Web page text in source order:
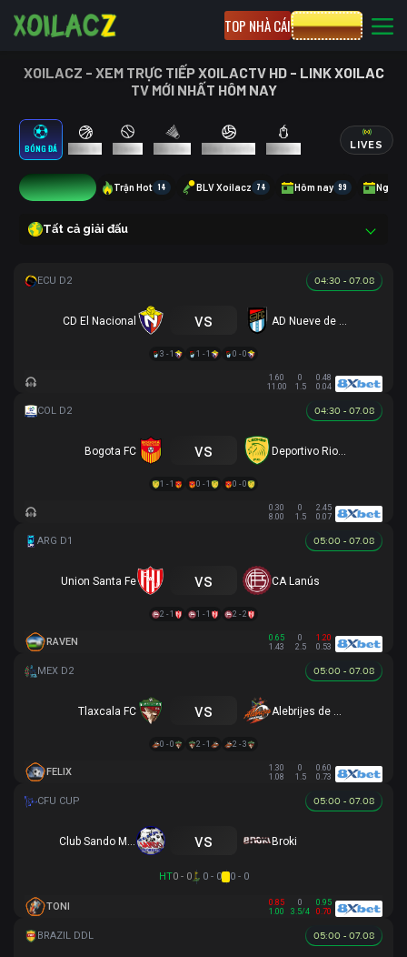
TOP NHÀ CÁI CƯỢC 8XBET
XOILACZ - XEM TRỰC TIẾP XOILACTV HD - LINK XOILAC
TV MỚI NHẤT HÔM NAY
BÓNG ĐÁ BÓNG RỔ TENNIS CẦU LÔNG BÓNG CHUYỀN LIVES
9 Trận Hot 14 BLV Xoilacz 74 Hôm nay 99 Ngày
Tất cả giải đấu
04:30 - 07.08
CD El Nacional vs
3 - 1 1 - 1 0 - 0
1.60 0
0.48
11.00
1.5 0.04
04:30 - 07.08
Bogota FC vs Deportivo Rionegro
1 - 1 0 - 1 0 - 0
0.30 0
2.45
8.00
1.5 0.07
05:00 - 07.08
Union Santa Fe vs CA Lanús
2 - 1 1 - 1 2 - 2
RAVEN 0.65 0
1.20
1.43
2.5 0.53
05:00 - 07.08
Tlaxcala FC vs
0 - 0 2 - 1 2 - 3
FELIX 1.30 0
0.60
1.08
1.5 0.73
05:00 - 07.08
vs Broki
HT0 - 0 0 - 0 0 - 0
TONI 0.85 0
0.95
1.00
3.5/4 0.70
05:00 - 07.08